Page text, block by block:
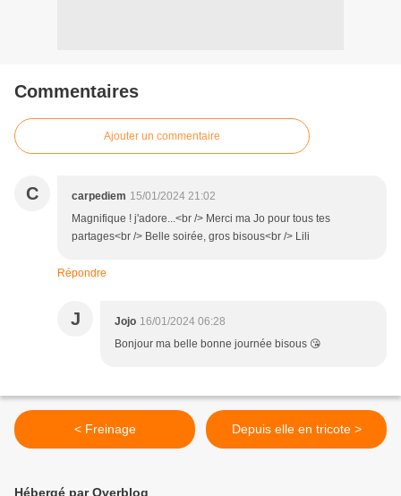
Commentaires
Ajouter un commentaire
C carpediem 15/01/2024 21:02
Magnifique ! j'adore...<br /> Merci ma Jo pour tous tes
partages<br /> Belle soirée, gros bisous<br /> Lili
Répondre
J Jojo 16/01/2024 06:28
Bonjour ma belle bonne journée bisous 😘
< Freinage Depuis elle en tricote >
Hébergé par Overblog